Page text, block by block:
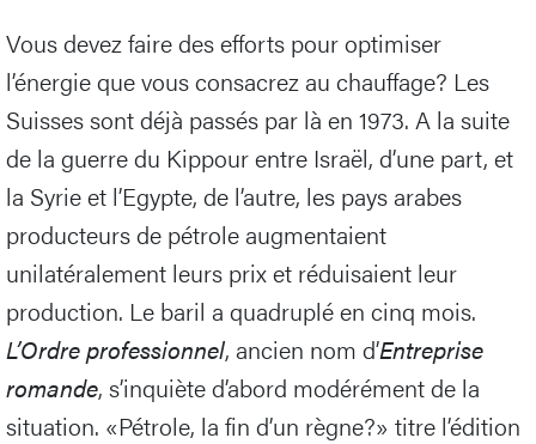
Vous devez faire des efforts pour optimiser
l’énergie que vous consacrez au chauffage? Les
Suisses sont déjà passés par là en 1973. A la suite
de la guerre du Kippour entre Israël, d’une part, et
la Syrie et l’Egypte, de l’autre, les pays arabes
producteurs de pétrole augmentaient
unilatéralement leurs prix et réduisaient leur
production. Le baril a quadruplé en cinq mois.
L’Ordre professionnel, ancien nom d’Entreprise
romande, s’inquiète d’abord modérément de la
situation. «Pétrole, la fin d’un règne?» titre l’édition